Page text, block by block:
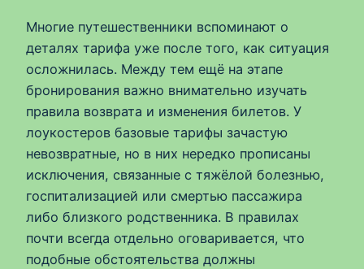
Многие путешественники вспоминают о
деталях тарифа уже после того, как ситуация
осложнилась. Между тем ещё на этапе
бронирования важно внимательно изучать
правила возврата и изменения билетов. У
лоукостеров базовые тарифы зачастую
невозвратные, но в них нередко прописаны
исключения, связанные с тяжёлой болезнью,
госпитализацией или смертью пассажира
либо близкого родственника. В правилах
почти всегда отдельно оговаривается, что
подобные обстоятельства должны